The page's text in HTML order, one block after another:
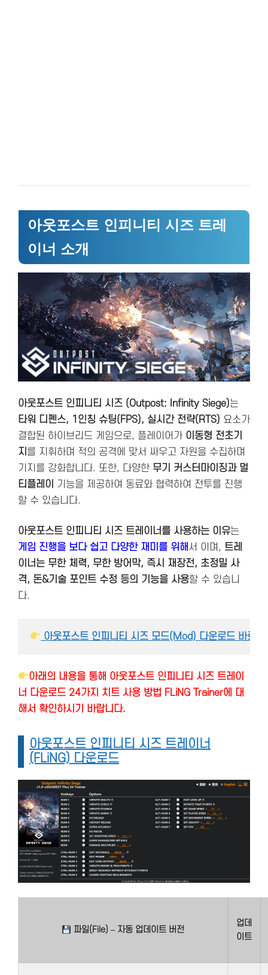
아웃포스트 인피니티 시즈 트레
이너 소개
아웃포스트 인피니티 시즈 (Outpost: Infinity Siege)는
타워 디펜스, 1인칭 슈팅(FPS), 실시간 전략(RTS) 요소가
결합된 하이브리드 게임으로, 플레이어가 이동형 전초기
지 를 지휘하며 적의 공격에 맞서 싸우고 자원을 수집하며
기지를 강화합니다. 또한, 다양한 무기 커스터마이징과 멀
티플레이
기능을 제공하여 동료와 협력하여 전투를 진행
할 수 있습니다​.
아웃포스트 인피니티 시즈 트레이너를 사용하는 이유는
게임 진행을 보다 쉽고 다양한 재미를 위해서 이며, 트레
이너는 무한 체력, 무한 방어막, 즉시 재장전, 초정밀 사
격, 돈&기술 포인트 수정 등의 기능을 사용할 수 있습니
다.
아웃포스트 인피니티 시즈 모드(Mod) 다운로드 바로가
아래의 내용을 통해 아웃포스트 인피니티 시즈 트레이
너 다운로드 24가지 치트 사용 방법 FLiNG Trainer에 대
해서 확인하시기 바랍니다.
아웃포스트 인피니티 시즈 트레이너
(FLiNG) 다운로드
파일(File) – 자동 업데이트 버전
업데
이트